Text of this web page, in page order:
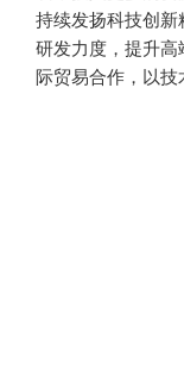
持续发扬科技创新
研发力度，提升高
际贸易合作，以技